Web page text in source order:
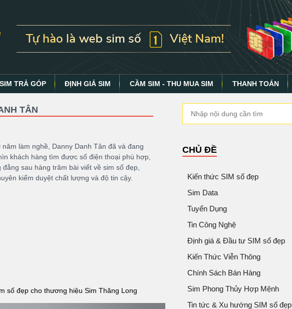
SIM TRẢ GÓP ĐỊNH GIÁ SIM CẦM SIM - THU MUA SIM THANH TOÁN
TÂN
năm làm nghề, Danny Danh Tân đã và đang
khách hàng tìm được số điện thoại phù hợp,
sau hàng trăm bài viết về sim số đẹp,
kiểm duyệt chất lượng và độ tin cậy.
số đẹp cho thương hiệu Sim Thăng Long
CHỦ ĐỀ
Kiến thức SIM số đẹp
Sim Data
Tuyển Dụng
Tin Công Nghệ
Định giá & Đầu tư SIM số đẹp
Kiến Thức Viễn Thông
Chính Sách Bán Hàng
Sim Phong Thủy Hợp Mệnh
Tin tức & Xu hướng SIM số đẹp